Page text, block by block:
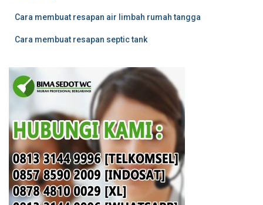
Cara membuat resapan air limbah rumah tangga
Cara membuat resapan septic tank